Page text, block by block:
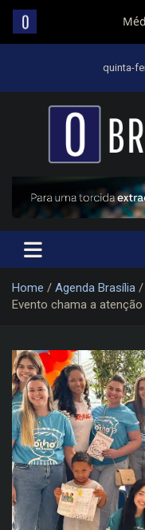
quinta-
Um diário de
Home
Agenda Brasília
Evento chama a